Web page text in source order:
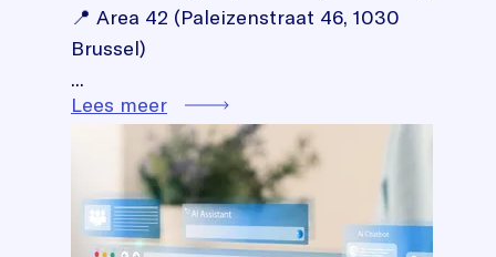
📍 Area 42 (Paleizenstraat 46, 1030
Brussel)
...
Lees meer